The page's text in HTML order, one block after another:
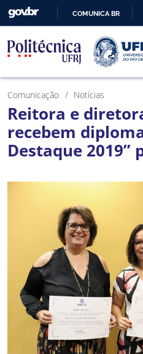
O
COMUNICA BR
Comunicação Notícias
Reitora e
recebem
Destaque 2019”